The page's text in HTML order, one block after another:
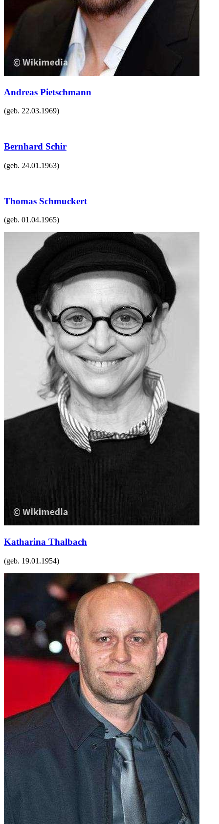
Andreas Pietschmann
(geb. 22.03.1969)
Bernhard Schir
(geb. 24.01.1963)
Thomas Schmuckert
(geb. 01.04.1965)
Katharina Thalbach
(geb. 19.01.1954)